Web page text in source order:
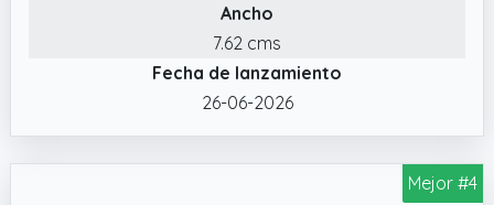
Ancho
7.62 cms
Fecha de lanzamiento
26-06-2026
Mejor #4